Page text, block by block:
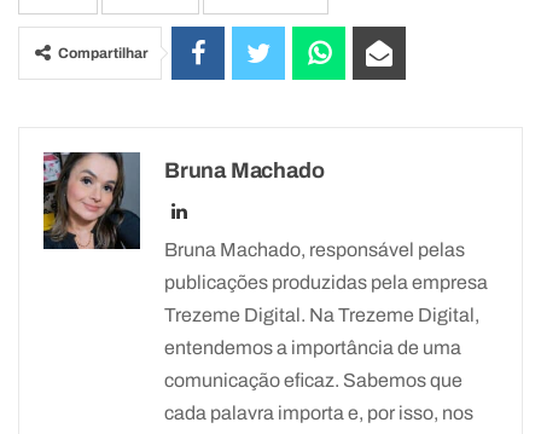
Compartilhar
Bruna Machado
Bruna Machado, responsável pelas
publicações produzidas pela empresa
Trezeme Digital. Na Trezeme Digital,
entendemos a importância de uma
comunicação eficaz. Sabemos que
cada palavra importa e, por isso, nos